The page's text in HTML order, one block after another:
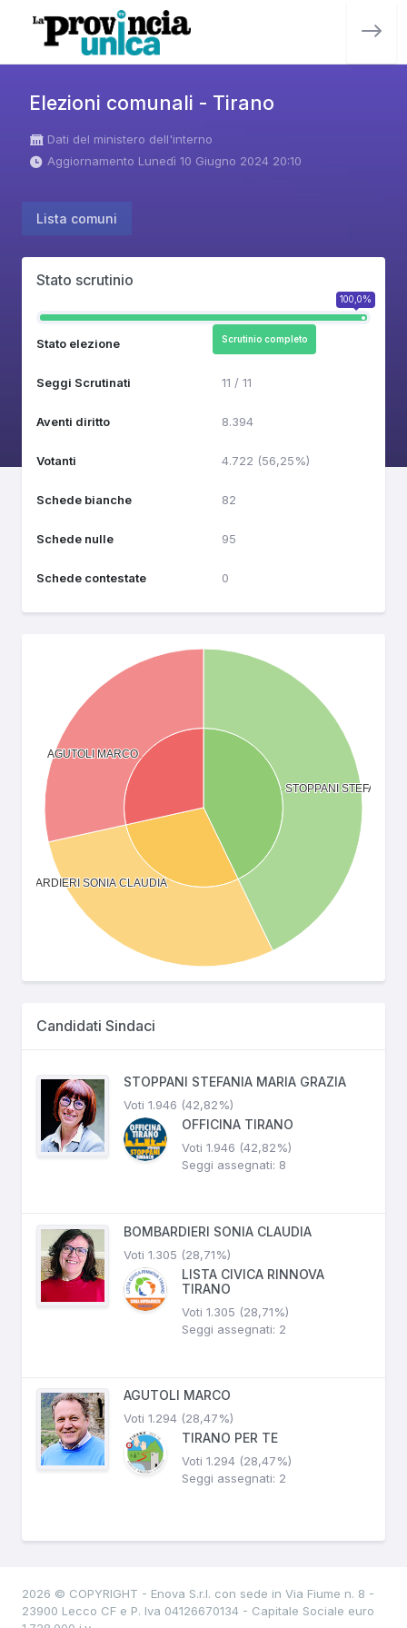
Elezioni comunali - Tirano
Dati del ministero dell'interno
Aggiornamento Lunedì 10 Giugno 2024 20:10
Lista comuni
Stato scrutinio
100,0%
Stato elezione Scrutinio completo
Seggi Scrutinati 11 / 11
Aventi diritto 8.394
Votanti 4.722 (56,25%)
Schede bianche 82
Schede nulle 95
Schede contestate 0
Candidati Sindaci
STOPPANI STEFANIA MARIA GRAZIA
Voti 1.946 (42,82%)
OFFICINA TIRANO
Voti 1.946 (42,82%)
Seggi assegnati: 8
BOMBARDIERI SONIA CLAUDIA
Voti 1.305 (28,71%)
LISTA CIVICA RINNOVA
TIRANO
Voti 1.305 (28,71%)
Seggi assegnati: 2
AGUTOLI MARCO
Voti 1.294 (28,47%)
TIRANO PER TE
Voti 1.294 (28,47%)
Seggi assegnati: 2
2026 © COPYRIGHT - Enova S.r.l. con sede in Via Fiume n. 8 -
23900 Lecco CF e P. Iva 04126670134 - Capitale Sociale euro